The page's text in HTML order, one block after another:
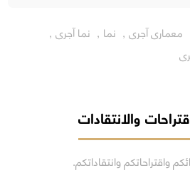
معماری آجری, نما , نما آجری,
والانتقادات
واقتراحاتكم وانتقاداتكم.